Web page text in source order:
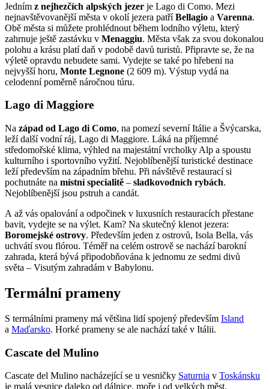
Jedním z nejhezčích alpských jezer je Lago di Como. Mezi
nejnavštěvovanější města v okolí jezera patříBellagio a Varenna.
Obě města si můžete prohlédnout během lodního výletu, který
zahrnuje ještě zastávku v Menaggiu. Města však za svou dokonalou
polohu a krásu platí daň v podobě davů turistů. Připravte se, že na
výletě opravdu nebudete sami. Vydejte se také po hřebeni na
nejvyšší horu, Monte Legnone (2 609 m). Výstup vydá na
celodenní poměrně náročnou túru.
Lago di Maggiore
Na západ od Lago di Como, na pomezí severní Itálie a Švýcarska,
leží další vodní ráj, Lago di Maggiore. Láká na příjemné
středomořské klima, výhled na majestátní vrcholky Alp a spoustu
kulturního i sportovního vyžití. Nejoblíbenější turistické destinace
leží především na západním břehu. Při návštěvě restaurací si
pochutnáte na místní specialitě – sladkovodních rybách.
Nejoblíbenější jsou pstruh a candát.
A až vás opalování a odpočinek v luxusních restauracích přestane
bavit, vydejte se na výlet. Kam? Na skutečný klenot jezera:
Boromejské ostrovy. Především jeden z ostrovů, Isola Bella, vás
uchvátí svou flórou. Téměř na celém ostrově se nachází barokní
zahrada, která bývá připodobňována k jednomu ze sedmi divů
světa – Visutým zahradám v Babylonu.
Termální prameny
S termálními prameny má většina lidí spojený především Island
a Maďarsko. Horké prameny se ale nachází také v Itálii.
Cascate del Mulino
Cascate del Mulino nacházející se u vesničky Saturnia v Toskánsku
je malá vesnice daleko od dálnice, moře i od velkých měst.